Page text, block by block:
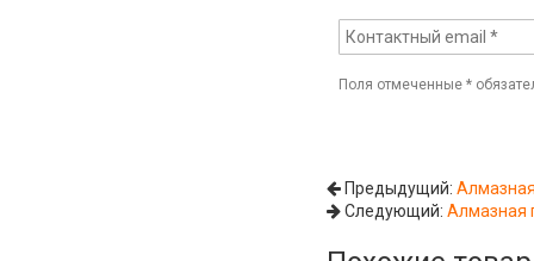
Поля отмеченные*
Предыдущий:
Следующий:Алмазная